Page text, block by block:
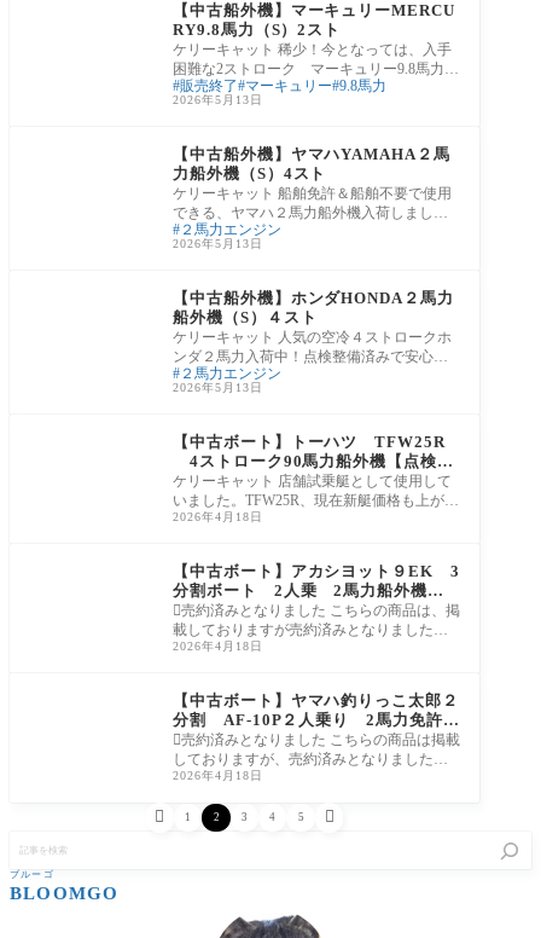
【中古船外機】マーキュリーMERCU
RY9.8馬力（S）2スト
ケリーキャット 稀少！今となっては、入手
困難な2ストローク マーキュリー9.8馬力中
古エンジン入荷致しました！軽量でミニボ
ート
販売終了 マーキュリー 9.8馬力
2026年5月13日
【中古船外機】ヤマハYAMAHA２馬
力船外機（S）4スト
ケリーキャット 船舶免許＆船舶不要で使用
できる、ヤマハ２馬力船外機入荷しまし
た！点検整備済みで安心してご利用いただ
けます
２馬力エンジン
2026年5月13日
【中古船外機】ホンダHONDA２馬力
船外機（S）４スト
ケリーキャット 人気の空冷４ストロークホ
ンダ２馬力入荷中！点検整備済みで安心し
てご利用できます♪船舶免許＆船舶検査不
要！
２馬力エンジン
2026年5月13日
【中古ボート】トーハツ TFW25R
4ストローク90馬力船外機【点検整
備渡】
ケリーキャット 店舗試乗艇として使用して
いました。TFW25R、現在新艇価格も上がっ
てきておりお得に購入できる一艇となって
2026年4月18日
【中古ボート】アカシヨット９EK 3
分割ボート 2人乗 2馬力船外機－
船舶免許不要
売約済みとなりました こちらの商品は、掲
載しておりますが売約済みとなりました。
ありがとうございました。 ケリーキャット
2026年4月18日
【中古ボート】ヤマハ釣りっこ太郎２
分割 AF-10P２人乗り 2馬力免許－
船舶免許不要OK
売約済みとなりました こちらの商品は掲載
しておりますが、売約済みとなりました。
ありがとうございました。 ケリーキャット
2026年4月18日
 1 2 3 4 5 
を
検
索
ブルーゴ
BLOOMGO